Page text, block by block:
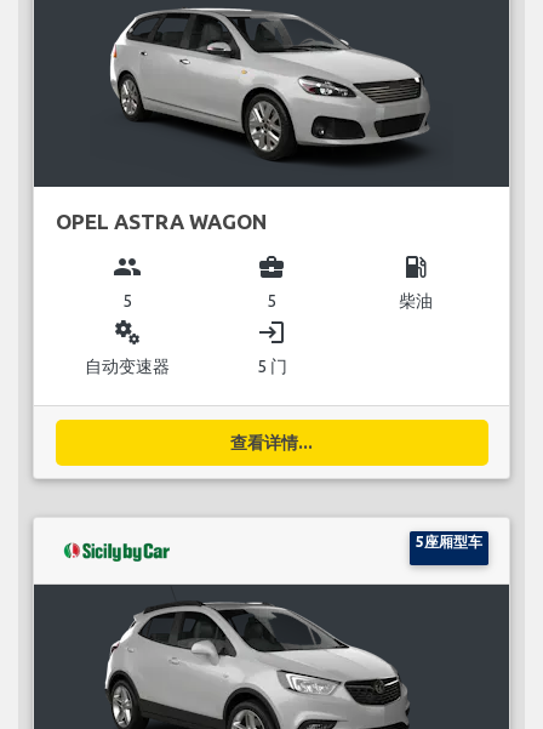
OPEL ASTRA WAGON
group
5
business_center
5
local_gas_station
柴油
miscellaneous_services
自动变速器
login
5 门
查看详情...
5座厢型车